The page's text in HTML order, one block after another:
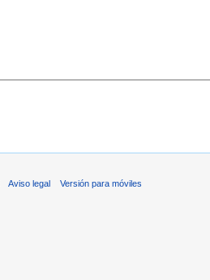
Aviso legal Versión para móviles